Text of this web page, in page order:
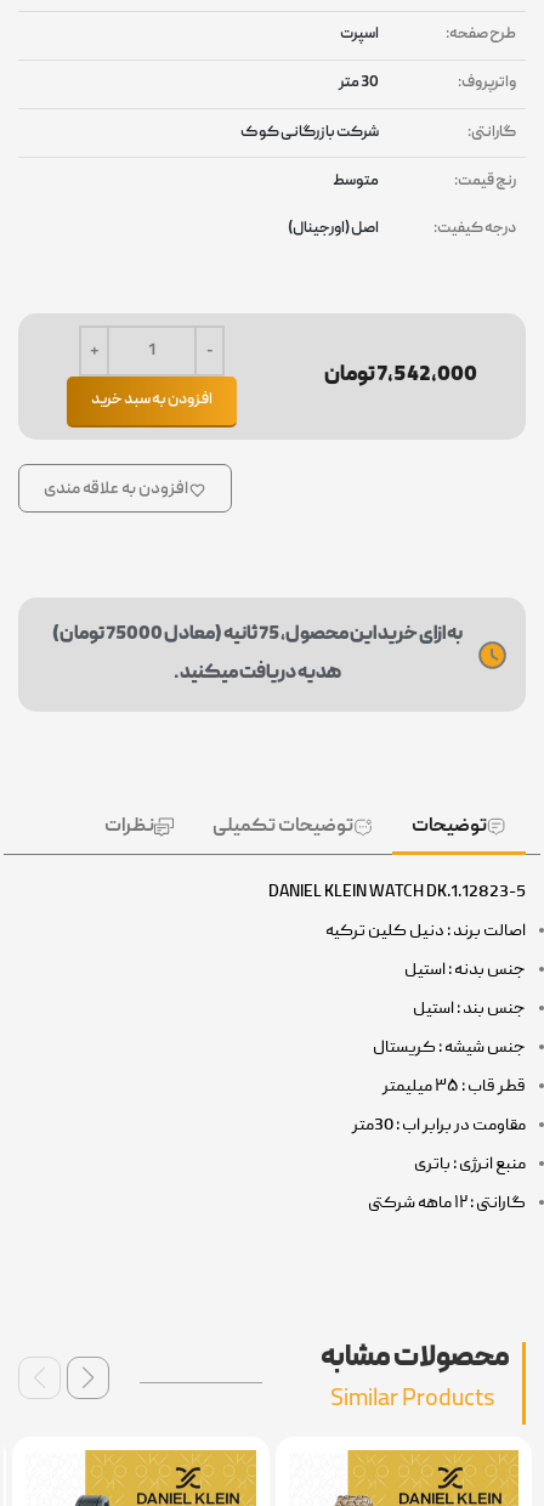
طرح صفحه: اسپرت
واترپروف: 30 متر
گارانتی: شرکت بازرگانی کوک
رنج قیمت: متوسط
درجه کیفیت: اصل (اورجینال)
7,542,000 تومان
افزودن به سبد خرید
افزودن به علاقه مندی
به ازای خرید این محصول، 75 ثانیه (معادل 75000 تومان)
هدیه دریافت میکنید.
توضیحات توضیحات تکمیلی نظرات
DANIEL KLEIN WATCH DK.1.12823-5
اصالت برند : دنیل کلین ترکیه
جنس بدنه : استیل
جنس بند : استیل
جنس شیشه : کریستال
قطر قاب : ۳۵ میلیمتر
مقاومت در برابر اب : 30متر
منبع انرژی : باتری
گارانتی : ۱۲ ماهه شرکتی
محصولات مشابه
Similar Products